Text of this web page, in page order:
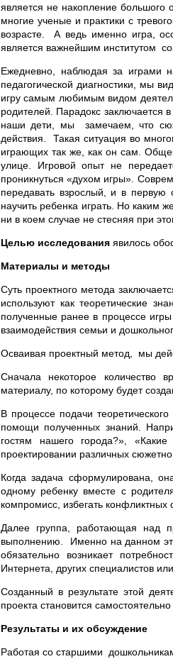
является не накопление
многие ученые и практики с
возрасте. А ведь именно игра,
является важнейшим институтом
Ежедневно, наблюдая за играми
педагогической диагностики, мы
игру самым любимым видом
родителей. Парадокс заключается
наши дети, мы замечаем, что
действия. Такая ситуация во
играющих так же, как он сам.
улице. Игровой опыт не
проникнуться «духом игры».
передавать взрослый, и в первую
научить ребенка играть. Но каким
ни в коем случае не стесняя при
Целью исследования явилось
Материалы и методы
Суть проектного метода
используют как теоретические
полученные ранее в процессе
взаимодействия семьи и
Осваивая проектный метод, мы
Сначала некоторое количество
материалу, по которому будет
В процессе подачи
помощи полученных знаний.
гостям нашего города?»,
проектировании различных
Когда задача сформулирована,
одному ребенку вместе с
компромисс, избегать конфликтных
Далее группа, работающая над
выполнению. Именно на данном
обязательно возникает
Интернета, других специалистов
Созданный в результате этой
проекта становится
Результаты и их обсуждение
Работая со старшими